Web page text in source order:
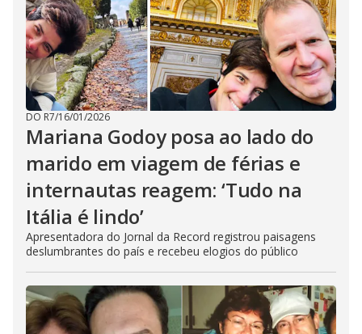
DO R7/16/01/2026
Mariana Godoy posa ao lado do
marido em viagem de férias e
internautas reagem: ‘Tudo na
Itália é lindo’
Apresentadora do Jornal da Record registrou paisagens
deslumbrantes do país e recebeu elogios do público